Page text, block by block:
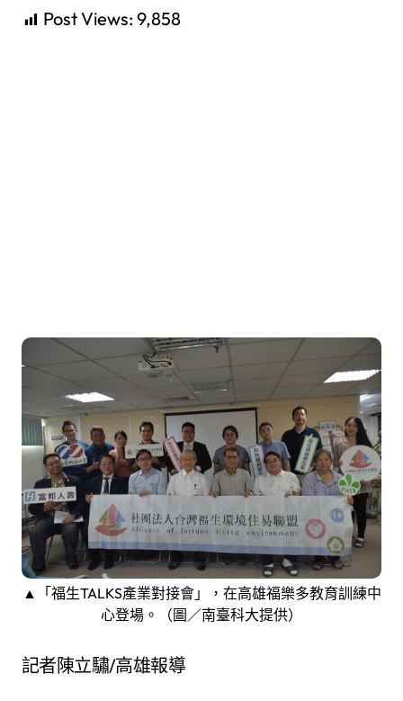
Post Views: 9,858
▲「福生TALKS產業對接會」，在高雄福樂多教育訓練中
心登場。（圖／南臺科大提供）
記者陳立驌/高雄報導